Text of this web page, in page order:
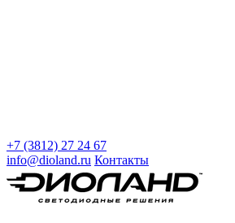
+7 (3812) 27 24 67
info@dioland.ru Контакты